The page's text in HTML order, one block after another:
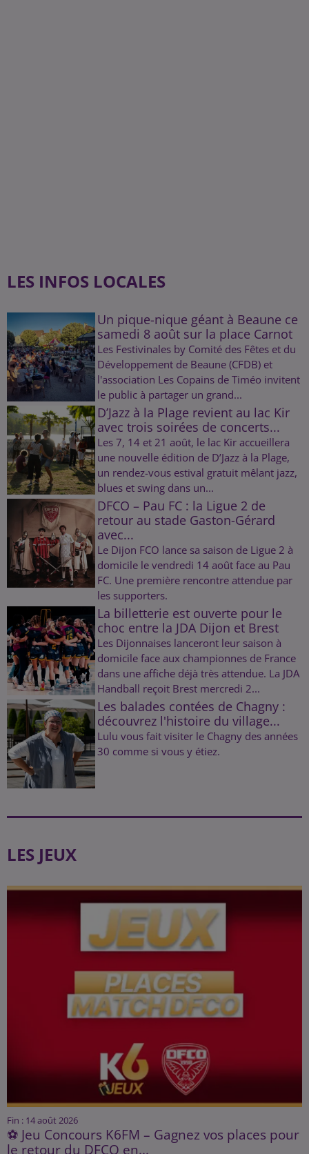
LES INFOS LOCALES
Un pique-nique géant à Beaune ce
samedi 8 août sur la place Carnot
Les Festivinales by Comité des Fêtes et du
Développement de Beaune (CFDB) et
l'association Les Copains de Timéo invitent
le public à partager un grand...
D’Jazz à la Plage revient au lac Kir
avec trois soirées de concerts...
Les 7, 14 et 21 août, le lac Kir accueillera
une nouvelle édition de D’Jazz à la Plage,
un rendez-vous estival gratuit mêlant jazz,
blues et swing dans un...
DFCO – Pau FC : la Ligue 2 de
retour au stade Gaston-Gérard
avec...
Le Dijon FCO lance sa saison de Ligue 2 à
domicile le vendredi 14 août face au Pau
FC. Une première rencontre attendue par
les supporters.
La billetterie est ouverte pour le
choc entre la JDA Dijon et Brest
Les Dijonnaises lanceront leur saison à
domicile face aux championnes de France
dans une affiche déjà très attendue. La JDA
Handball reçoit Brest mercredi 2...
Les balades contées de Chagny :
découvrez l'histoire du village...
Lulu vous fait visiter le Chagny des années
30 comme si vous y étiez.
LES JEUX
Fin : 14 août 2026
⚽ Jeu Concours K6FM – Gagnez vos places pour
le retour du DFCO en...